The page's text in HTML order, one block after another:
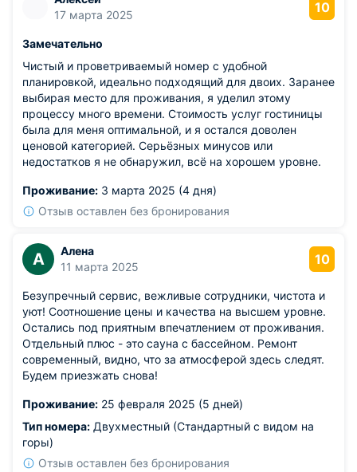
17 марта 2025
10
Замечательно
Чистый и проветриваемый номер с удобной
планировкой, идеально подходящий для двоих. Заранее
выбирая место для проживания, я уделил этому
процессу много времени. Стоимость услуг гостиницы
была для меня оптимальной, и я остался доволен
ценовой категорией. Серьёзных минусов или
недостатков я не обнаружил, всё на хорошем уровне.
Проживание: 3 марта 2025 (4 дня)
Отзыв оставлен без бронирования
А
Алена
11 марта 2025
10
Безупречный сервис, вежливые сотрудники, чистота и
уют! Соотношение цены и качества на высшем уровне.
Остались под приятным впечатлением от проживания.
Отдельный плюс - это сауна с бассейном. Ремонт
современный, видно, что за атмосферой здесь следят.
Будем приезжать снова!
Проживание: 25 февраля 2025 (5 дней)
Тип номера: Двухместный (Стандартный с видом на
горы)
Отзыв оставлен без бронирования